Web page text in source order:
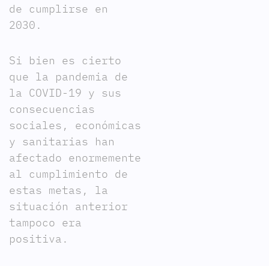
de cumplirse en
2030.
Si bien es cierto
que la pandemia de
la COVID-19 y sus
consecuencias
sociales, económicas
y sanitarias han
afectado enormemente
al cumplimiento de
estas metas, la
situación anterior
tampoco era
positiva.